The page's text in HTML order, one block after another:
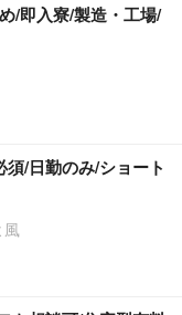
/即入寮/製造・工場/
須/日勤のみ/ショート